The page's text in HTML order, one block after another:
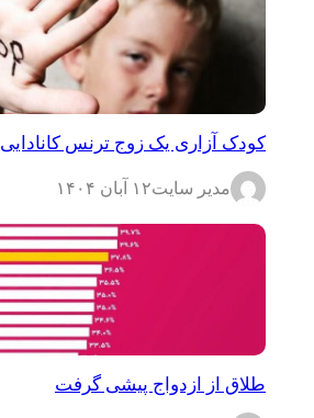
کودک آزاری یک زوج ترنس کانادایی
مدیر سایت۱۲ آبان ۱۴۰۴
طلاق از ازدواج پیشی گرفت